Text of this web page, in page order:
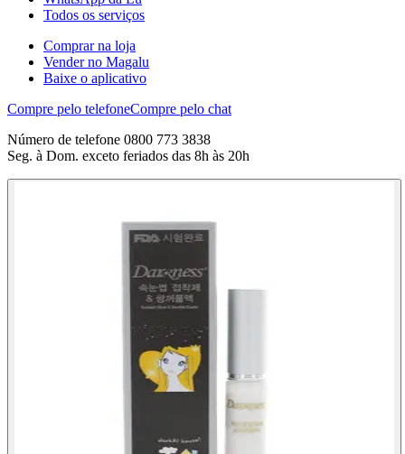
Todos os serviços
Comprar na loja
Vender no Magalu
Baixe o aplicativo
Compre pelo telefoneCompre pelo chat
Número de telefone 0800 773 3838
Seg. à Dom. exceto feriados das 8h às 20h